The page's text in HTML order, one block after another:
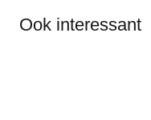
Ook interessant